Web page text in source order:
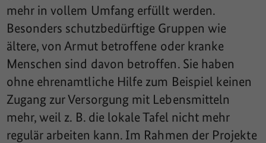
mehr in vollem Umfang erfüllt werden.
Besonders schutzbedürftige Gruppen wie
ältere, von Armut betroffene oder kranke
Menschen sind davon betroffen. Sie haben
ohne ehrenamtliche Hilfe zum Beispiel keinen
Zugang zur Versorgung mit Lebensmitteln
mehr, weil z. B. die lokale Tafel nicht mehr
regulär arbeiten kann. Im Rahmen der Projekte